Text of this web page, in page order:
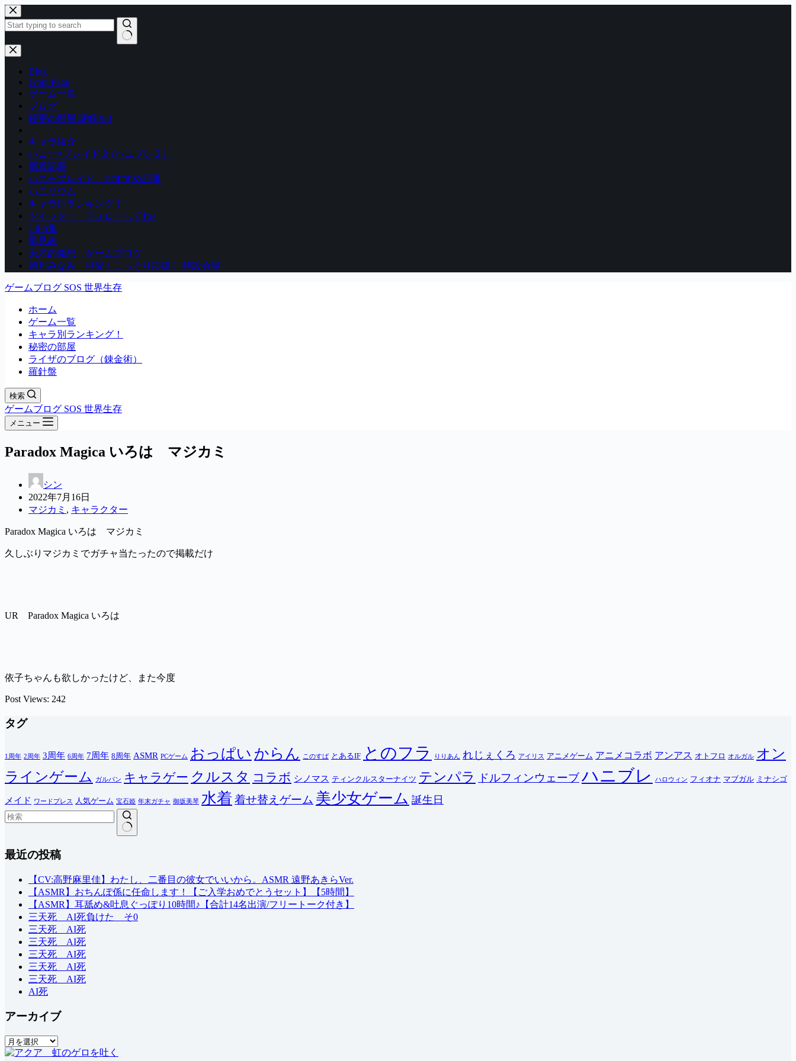
コ
ン
テ
ン
ツ
結
Blog
Front Page
ゲーム一覧
ブログ
秘密の部屋 謎解き0
キャラ紹介
ハニー×ブレイド２ (ハニブレ２）
新着記事
ハニーブレイド おすすめ記事
ハニリウム
キャラ別ランキング！
ツイッター フォローしてね♪
TIPS集
早見表
天才的発想 ゲームブログ
初川みなみ 可愛くこっそり応援！ 特設会場
ゲームブログ SOS 世界生存
ホーム
ゲーム一覧
キャラ別ランキング！
秘密の部屋
ライザのブログ（錬金術）
羅針盤
検索
ゲームブログ SOS 世界生存
メニュー
Paradox Magica いろは マジカミ
シン
2022年7月16日
マジカミ , キャラクター
Paradox Magica いろは マジカミ
久しぶりマジカミでガチャ当たったので掲載だけ
UR Paradox Magica いろは
依子ちゃんも欲しかったけど、また今度
Post Views: 242
タグ
1周年 2周年 3周年 6周年 7周年 8周年 ASMR PCゲーム おっぱい からん このすば とあるIF とのフラ りりあん れじぇくろ アイリス アニメゲーム アニメコラボ アンアス オトフロ オルガル オン
ラインゲーム
ガルパン キャラゲー クルスタ コラボ シノマス ティンクルスターナイツ テンパラ ドルフィンウェーブハニブレ ハロウィン フィオナ マブガル ミナシゴ
メイド ワードプレス 人気ゲーム 宝石姫 年末ガチャ 御坂美琴 水着 着せ替えゲーム 美少女ゲーム 誕生日
果
最近の投稿
【CV:高野麻里佳】わたし、二番目の彼女でいいから。ASMR 遠野あきらVer.
【ASMR】おちんぽ係に任命します！【ご入学おめでとうセット】【5時間】
【ASMR】耳舐め&吐息ぐっぽり10時間♪【合計14名出演/フリートーク付き】
三天死 AI死負けた そ0
三天死 AI死
三天死 AI死
三天死 AI死
三天死 AI死
三天死 AI死
AI死
アーカイブ
ア
ー